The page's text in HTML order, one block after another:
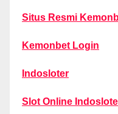
Situs Resmi
Kemonbet Login
Indosloter
Slot Online